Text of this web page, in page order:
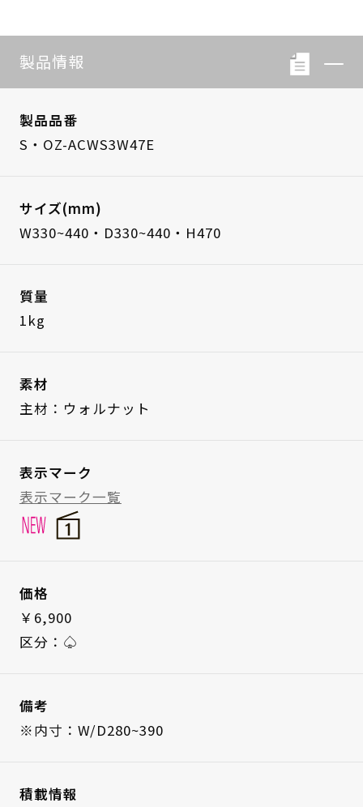
製品情報
製品品番
S・OZ-ACWS3W47E
サイズ(mm)
W330~440・D330~440・H470
質量
1kg
素材
主材：ウォルナット
表示マーク
表示マーク一覧
価格
￥6,900
区分：♤
備考
※内寸：W/D280~390
積載情報